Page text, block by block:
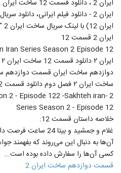
ایران 2 - دانلود فیلم ایرانی،
ایران 2 قسمت 12
ساخت ایران ۲ فصل دوم دانلود قسمت 12 دوازدهم ساخت ایران
2 - Episode 122 -Sakhteh iran
Series Season 2 - Episode 12
خلاصه داستان قسمت 12:
غلام و جمشید و بیتا
آن‌ها به دنبال این می‌روند که بفهمند
کسی آن‌ها را سفارش داده بوده است...
قسمت دوازدهم ساخت ایران 2